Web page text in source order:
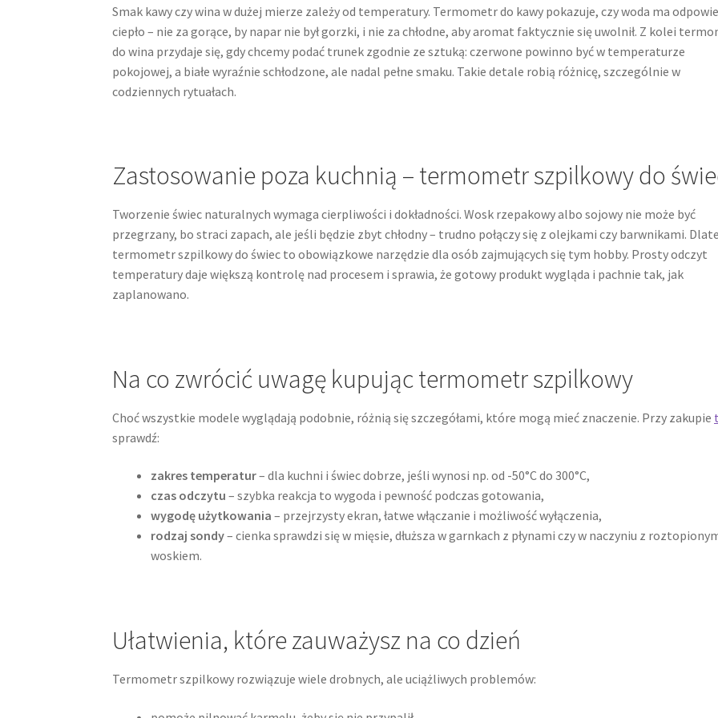
Smak kawy czy wina w dużej mierze zależy od temperatury. Termometr do kawy pokazuje, czy woda ma
ciepło – nie za gorące, by napar nie był gorzki, i nie za chłodne, aby aromat faktycznie się uwolnił. Z kolei
do wina przydaje się, gdy chcemy podać trunek zgodnie ze sztuką: czerwone powinno być w temperaturze
pokojowej, a białe wyraźnie schłodzone, ale nadal pełne smaku. Takie detale robią różnicę, szczególnie w
codziennych rytuałach.
Zastosowanie poza kuchnią – termometr szpilkowy do
Tworzenie świec naturalnych wymaga cierpliwości i dokładności. Wosk rzepakowy albo sojowy nie może być
przegrzany, bo straci zapach, ale jeśli będzie zbyt chłodny – trudno połączy się z olejkami czy barwnikami.
termometr szpilkowy do świec to obowiązkowe narzędzie dla osób zajmujących się tym hobby. Prosty odczyt
temperatury daje większą kontrolę nad procesem i sprawia, że gotowy produkt wygląda i pachnie tak, jak
zaplanowano.
Na co zwrócić uwagę kupując termometr szpilkowy
Choć wszystkie modele wyglądają podobnie, różnią się szczegółami, które mogą mieć znaczenie. Przy zakupie
sprawdź:
zakres temperatur– dla kuchni i świec dobrze, jeśli wynosi np. od -50°C do 300°C,
czas odczytu – szybka reakcja to wygoda i pewność podczas gotowania,
wygodę użytkowania – przejrzysty ekran, łatwe włączanie i możliwość wyłączenia,
rodzaj sondy– cienka sprawdzi się w mięsie, dłuższa w garnkach z płynami czy w naczyniu z
woskiem.
Ułatwienia, które zauważysz na co dzień
Termometr szpilkowy rozwiązuje wiele drobnych, ale uciążliwych problemów: